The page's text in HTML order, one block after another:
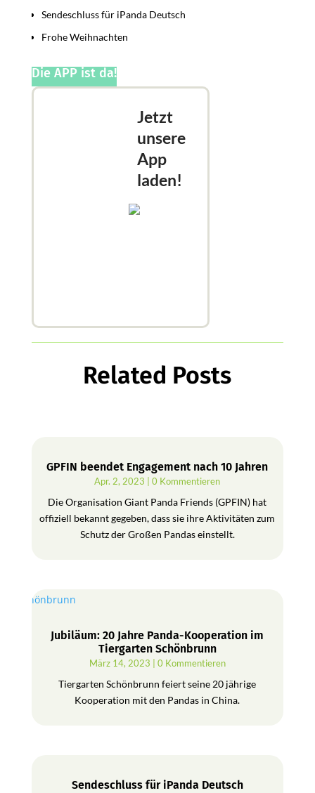
Sendeschluss für iPanda Deutsch
Frohe Weihnachten
Die APP ist da!
Jetzt
unsere
App
laden!
Related Posts
GPFIN beendet Engagement nach 10 Jahren
Apr. 2, 2023 | 0 Kommentieren
Die Organisation Giant Panda Friends (GPFIN) hat
offiziell bekannt gegeben, dass sie ihre Aktivitäten zum
Schutz der Großen Pandas einstellt.
Jubiläum: 20 Jahre Panda-Kooperation im
Tiergarten Schönbrunn
März 14, 2023 | 0 Kommentieren
Tiergarten Schönbrunn feiert seine 20 jährige
Kooperation mit den Pandas in China.
Sendeschluss für iPanda Deutsch